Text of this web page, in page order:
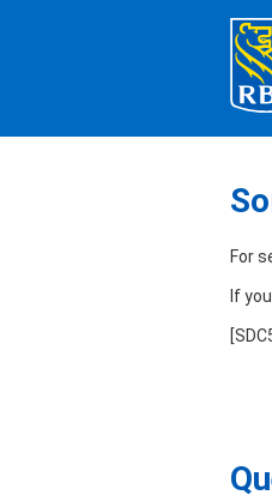
For
If